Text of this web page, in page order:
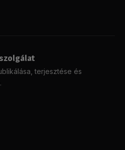
terjesztése és